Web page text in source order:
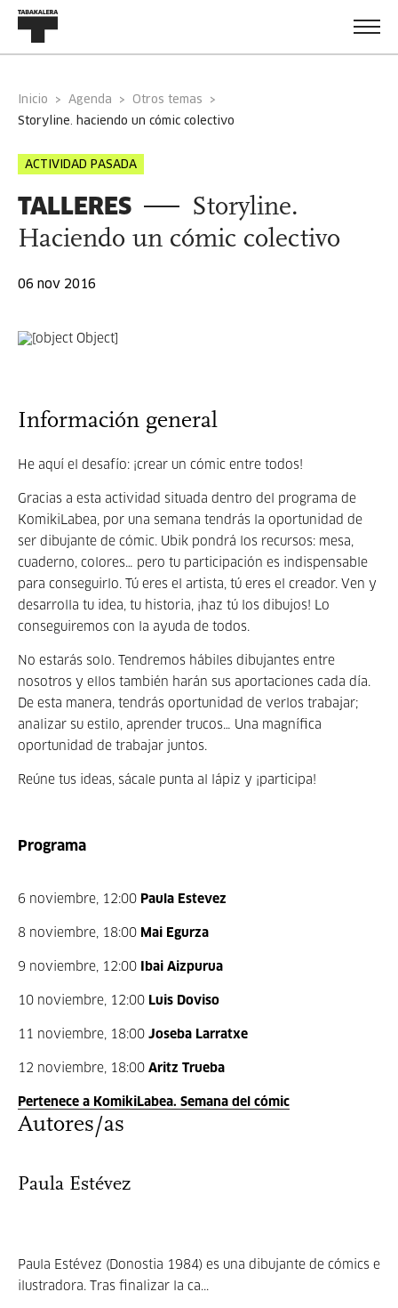
Inicio Agenda
Otros temas
storyline. haciendo un cómic colectivo
ACTIVIDAD PASADA
TALLERES
Storyline.
Haciendo un cómic colectivo
06 nov 2016
Información general
He aquí el desafío: ¡crear un cómic entre todos!
Gracias a esta actividad situada dentro del programa de
KomikiLabea, por una semana tendrás la oportunidad de
ser dibujante de cómic. Ubik pondrá los recursos: mesa,
cuaderno, colores… pero tu participación es indispensable
para conseguirlo. Tú eres el artista, tú eres el creador. Ven y
desarrolla tu idea, tu historia, ¡haz tú los dibujos! Lo
conseguiremos con la ayuda de todos.
No estarás solo. Tendremos hábiles dibujantes entre
nosotros y ellos también harán sus aportaciones cada día.
De esta manera, tendrás oportunidad de verlos trabajar;
analizar su estilo, aprender trucos… Una magnífica
oportunidad de trabajar juntos.
Reúne tus ideas, sácale punta al lápiz y ¡participa!
Programa
6 noviembre, 12:00 Paula Estevez
8 noviembre, 18:00 Mai Egurza
9 noviembre, 12:00 Ibai Aizpurua
10 noviembre, 12:00 Luis Doviso
11 noviembre, 18:00 Joseba Larratxe
12 noviembre, 18:00 Aritz Trueba
Pertenece a KomikiLabea. Semana del cómic
Autores/as
Paula Estévez
Paula Estévez (Donostia 1984) es una dibujante de cómics e
ilustradora. Tras finalizar la ca...